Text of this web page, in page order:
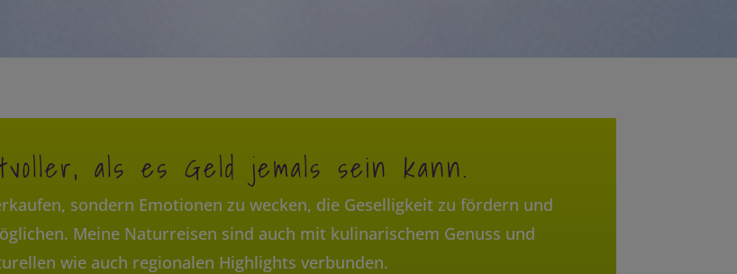
als es Geld jemals sein kann.
sondern Emotionen zu wecken, die Geselligkeit zu fördern und
Meine Naturreisen sind auch mit kulinarischem Genuss und
wie auch regionalen Highlights verbunden.